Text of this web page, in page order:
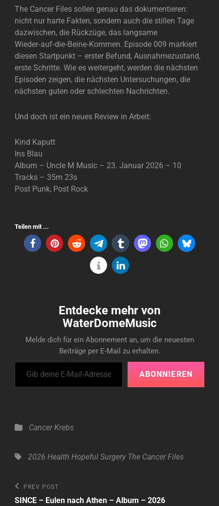
The Cancer Files sollen genau das dokumentieren:
nicht nur harte Fakten, sondern auch die stillen Tage
dazwischen, die Rückzüge, das langsame
Wieder‑auf‑die‑Beine‑Kommen. Episode 009 markiert
diesen Startpunkt – erster Befund, Ausnahmezustand,
erste Schritte. Wie es weitergeht, werden die nächsten
Episoden zeigen, die nächsten Untersuchungen, die
nächsten guten oder schlechten Nachrichten.
Und doch ist ein neues Review in Arbeit:
Kind Kaputt
Ins Blau
Album – Uncle M Music – 23. Januar 2026 – 10
Tracks – 35m 23s
Post Punk, Post Rock
Teilen mit ...
Entdecke mehr von
WaterDomeMusic
Melde dich für ein Abonnement an, um die neuesten
Beiträge per E-Mail zu erhalten.
Gib deine E-Mail-Adresse ein ...
ABONNIEREN
Categories
Cancer Krebs
Tags,2026 Health Hopeful Surgery The Cancer Files
Beitragsnavigation
Previous
Post
PREV POST
SINCE – Eulen nach Athen – Album – 2026